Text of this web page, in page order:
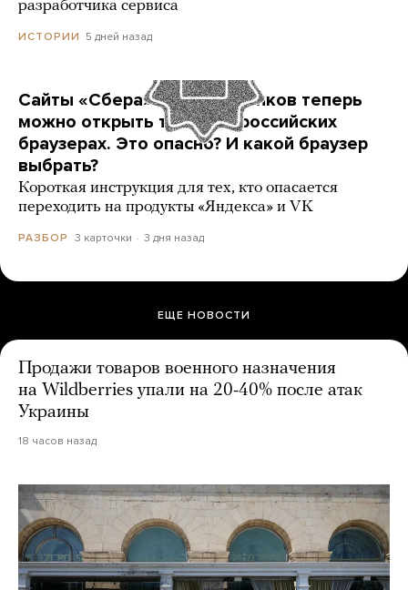
разработчика сервиса
ИСТОРИИ 5 дней назад
Сайты «Сбера» и других банков теперь
можно открыть только в российских
браузерах. Это опасно? И какой браузер
выбрать?
Короткая инструкция для тех, кто опасается
переходить на продукты «Яндекса» и VK
РАЗБОР 3 карточки 3 дня назад
ЕЩЕ НОВОСТИ
Продажи товаров военного назначения
на Wildberries упали на 20-40% после атак
Украины
18 часов назад